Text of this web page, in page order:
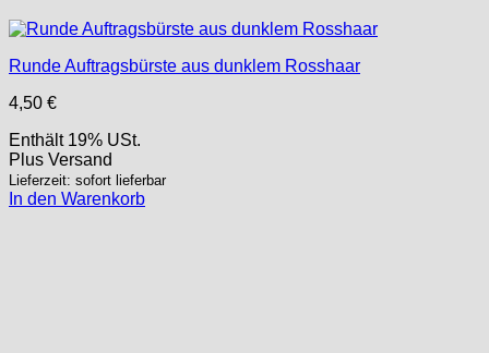
Runde Auftragsbürste aus dunklem Rosshaar
4,50 €
Enthält 19% USt.
Plus Versand
Lieferzeit: sofort lieferbar
In den Warenkorb